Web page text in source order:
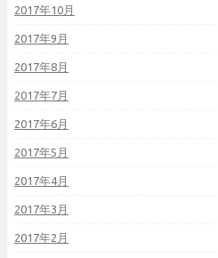
2017年10月
2017年9月
2017年8月
2017年7月
2017年6月
2017年5月
2017年4月
2017年3月
2017年2月